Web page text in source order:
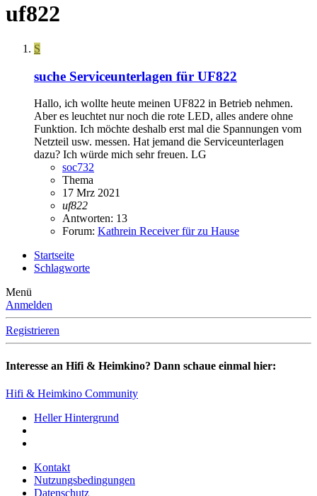
uf822
S
suche Serviceunterlagen für UF822
Hallo, ich wollte heute meinen UF822 in Betrieb nehmen.
Aber es leuchtet nur noch die rote LED, alles andere ohne
Funktion. Ich möchte deshalb erst mal die Spannungen vom
Netzteil usw. messen. Hat jemand die Serviceunterlagen
dazu? Ich würde mich sehr freuen. LG
soc732
Thema
17 Mrz 2021
uf822
Antworten: 13
Forum: Kathrein Receiver für zu Hause
Startseite
Schlagworte
Menü
Anmelden
Registrieren
Interesse an Hifi & Heimkino? Dann schaue einmal hier:
Hifi & Heimkino Community
Heller Hintergrund
Kontakt
Nutzungsbedingungen
Datenschutz